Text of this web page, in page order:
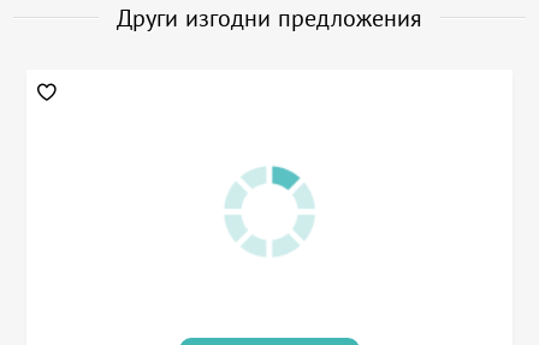
Други изгодни предложения